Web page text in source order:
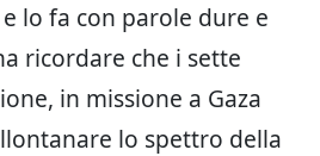
lo fa con parole dure e
ricordare che i sette
in missione a Gaza
lo spettro della